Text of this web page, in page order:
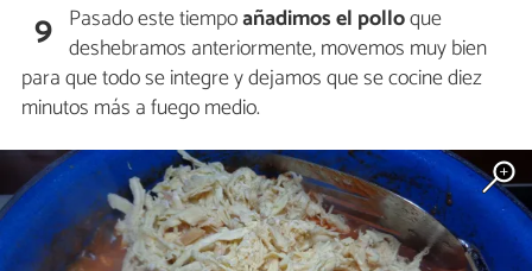
9 Pasado este tiempoañadimos el polloque
deshebramos anteriormente, movemos muy bien
para que todo se integre y dejamos que se cocine diez
minutos más a fuego medio.